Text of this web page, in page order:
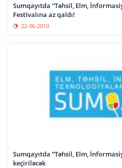
Sumqayıtda “Təhsil, Elm,
Festivalına az qaldı!
22-06-2010
Sumqayıtda “Təhsil, Elm,
keçiriləcək